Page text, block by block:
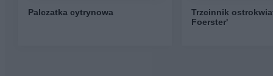
Palczatka cytrynowa
Trzcinnik
Foerster'